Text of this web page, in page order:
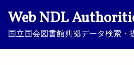
Web NDL
国立国会図書館典拠データ検索・